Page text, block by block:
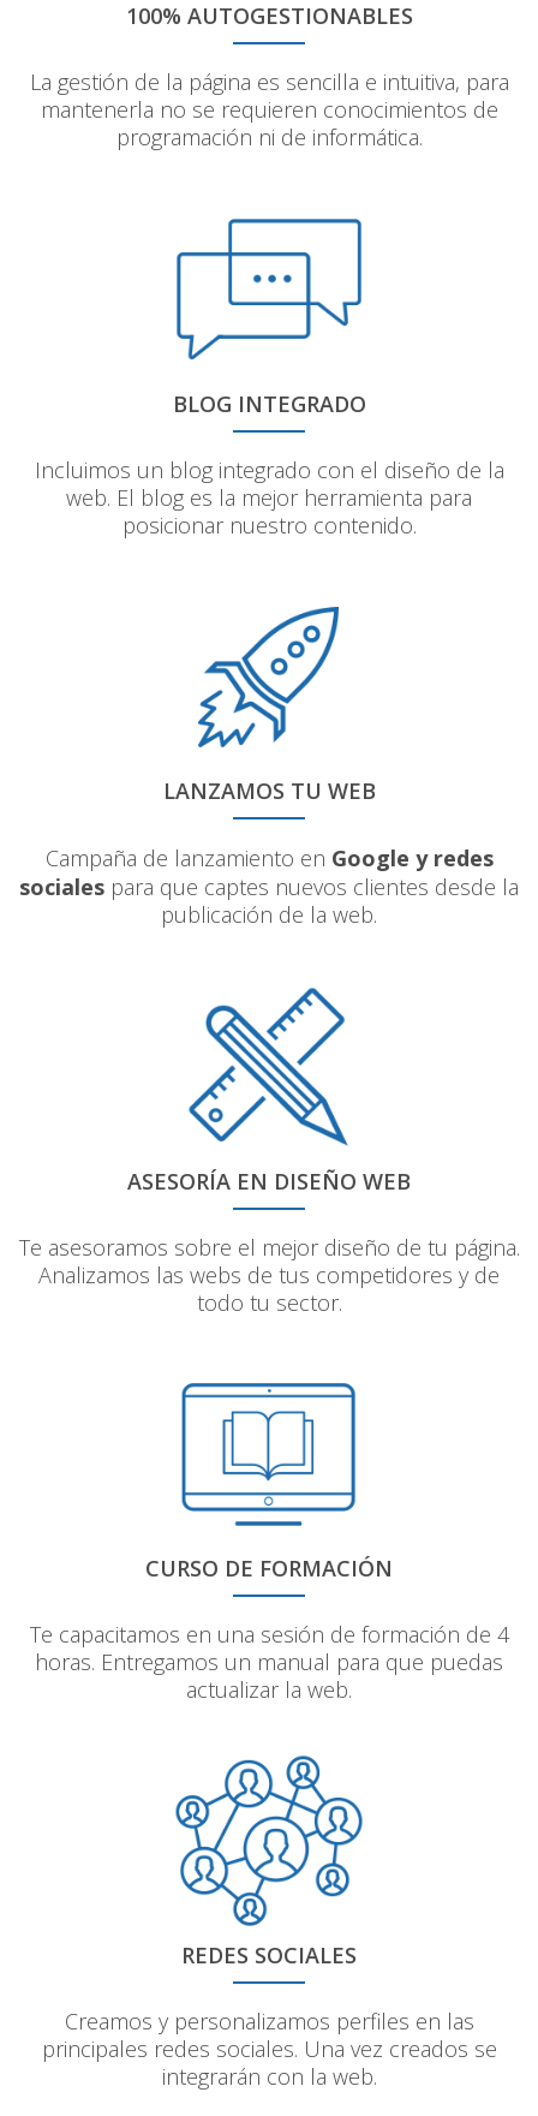
100% AUTOGESTIONABLES
La gestión de la página es sencilla e intuitiva, para
mantenerla no se requieren conocimientos de
programación ni de informática.
BLOG INTEGRADO
Incluimos un blog integrado con el diseño de la
web. El blog es la mejor herramienta para
posicionar nuestro contenido.
LANZAMOS TU WEB
Campaña de lanzamiento en Google y redes
sociales para que captes nuevos clientes desde la
publicación de la web.
ASESORÍA EN DISEÑO WEB
Te asesoramos sobre el mejor diseño de tu página.
Analizamos las webs de tus competidores y de
todo tu sector.
CURSO DE FORMACIÓN
Te capacitamos en una sesión de formación de 4
horas. Entregamos un manual para que puedas
actualizar la web.
REDES SOCIALES
Creamos y personalizamos perfiles en las
principales redes sociales. Una vez creados se
integrarán con la web.